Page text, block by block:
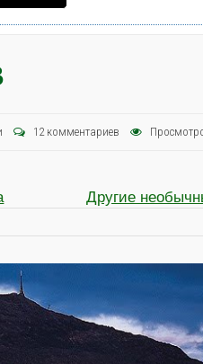
12 комментариев
Другие